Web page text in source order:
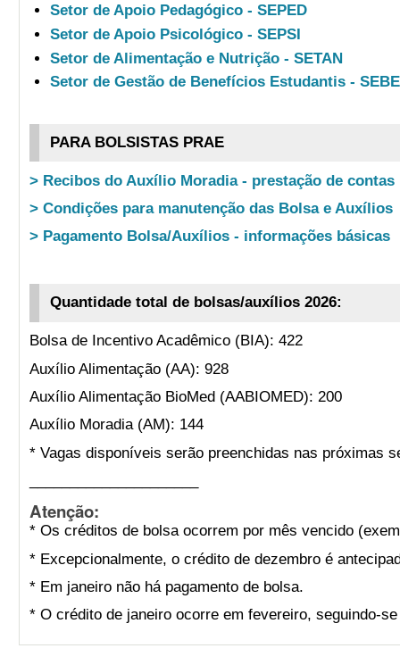
Setor de Apoio Pedagógico - SEPED
Setor de Apoio Psicológico - SEPSI
Setor de Alimentação e Nutrição - SETAN
Setor de Gestão de Benefícios Estudantis -
PARA BOLSISTAS PRAE
> Recibos do Auxílio Moradia - prestação de contas
> Condições para manutenção das Bolsa e Auxílios
> Pagamento Bolsa/Auxílios - informações básicas
Quantidade total de bolsas/auxílios 2026:
Bolsa de Incentivo Acadêmico (BIA): 422
Auxílio Alimentação (AA): 928
Auxílio Alimentação BioMed (AABIOMED): 200
Auxílio Moradia (AM): 144
* Vagas disponíveis serão preenchidas nas próximas
Atenção:
* Os créditos de bolsa ocorrem por mês vencido
* Excepcionalmente, o crédito de dezembro é
* Em janeiro não há pagamento de bolsa.
* O crédito de janeiro ocorre em fevereiro, seguindo-